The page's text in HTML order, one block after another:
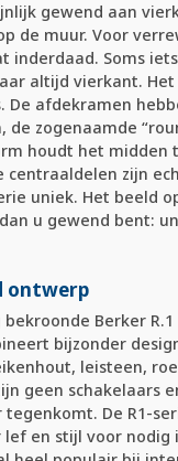
gewend aan
de muur. Voor
inderdaad. Soms
altijd vierkant. Het
De afdekramen
de zogenaamde
houdt het midden
centraaldelen zijn
uniek. Het beeld
u gewend bent:
ontwerp
Berker
bijzonder
leisteen,
geen schakelaars
De R1-
en stijl voor nodig